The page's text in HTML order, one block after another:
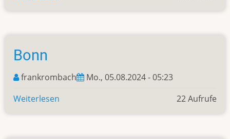
Geschichte
Bonn
frankrombach
Mo., 05.08.2024 - 05:23
Weiterlesen
22 Aufrufe